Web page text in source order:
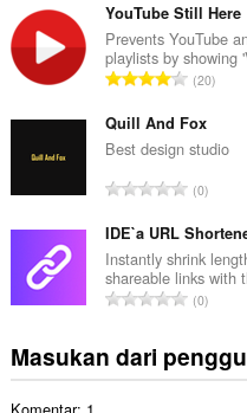
o
t
a
p
e
d
p
a
t
:
m
l
a
h
o
t
a
p
e
n
d
p
a
YouTube Still Here
Prevents YouTube
playlists by showing
J
m
l
h
o
t
a
e
n
20
Quill And Fox
Best design studio
J
m
l
a
h
o
t
0
IDE`a URL
Instantly shrink
shareable links with
J
l
0
Masukan dari